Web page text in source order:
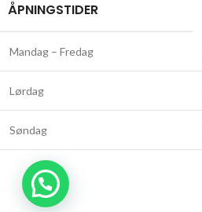
ÅPNINGSTIDER
Mandag – Fredag
Lørdag
Søndag